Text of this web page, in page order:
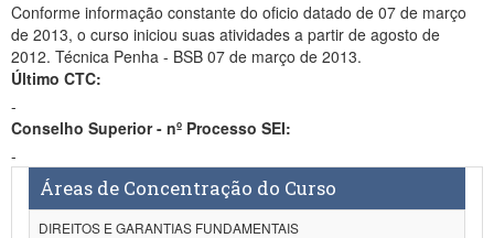
Conforme informação constante do oficio datado de 07 de março
de 2013, o curso iniciou suas atividades a partir de agosto de
2012. Técnica Penha - BSB 07 de março de 2013.
Último CTC:
-
Conselho Superior - nº Processo SEI:
-
Áreas de Concentração do Curso
DIREITOS E GARANTIAS FUNDAMENTAIS